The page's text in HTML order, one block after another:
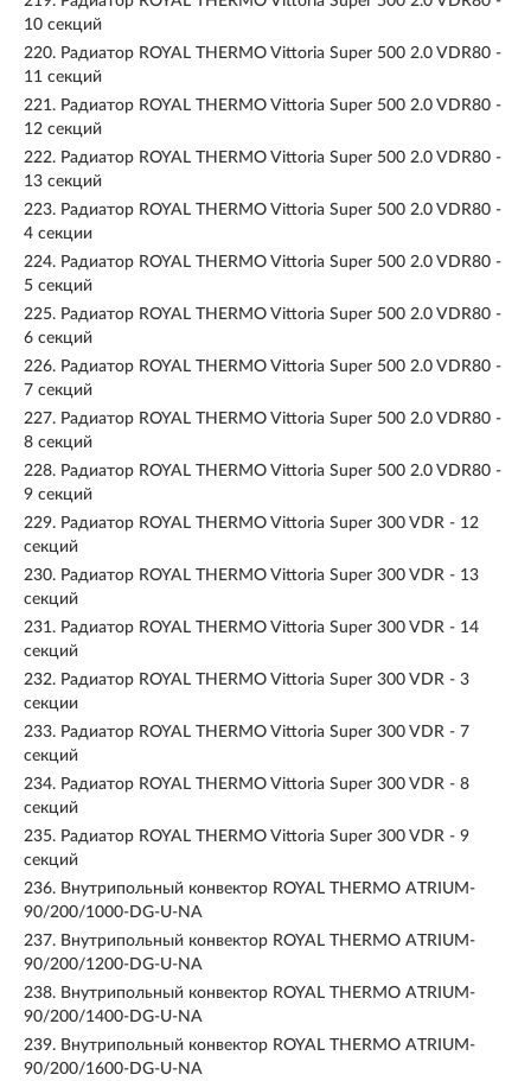
10 секций
220. Радиатор ROYAL THERMO Vittoria Super 500 2.0 VDR80 -
11 секций
221. Радиатор ROYAL THERMO Vittoria Super 500 2.0 VDR80 -
12 секций
222. Радиатор ROYAL THERMO Vittoria Super 500 2.0 VDR80 -
13 секций
223. Радиатор ROYAL THERMO Vittoria Super 500 2.0 VDR80 -
4 секции
224. Радиатор ROYAL THERMO Vittoria Super 500 2.0 VDR80 -
5 секций
225. Радиатор ROYAL THERMO Vittoria Super 500 2.0 VDR80 -
6 секций
226. Радиатор ROYAL THERMO Vittoria Super 500 2.0 VDR80 -
7 секций
227. Радиатор ROYAL THERMO Vittoria Super 500 2.0 VDR80 -
8 секций
228. Радиатор ROYAL THERMO Vittoria Super 500 2.0 VDR80 -
9 секций
229. Радиатор ROYAL THERMO Vittoria Super 300 VDR - 12
секций
230. Радиатор ROYAL THERMO Vittoria Super 300 VDR - 13
секций
231. Радиатор ROYAL THERMO Vittoria Super 300 VDR - 14
секций
232. Радиатор ROYAL THERMO Vittoria Super 300 VDR - 3
секции
233. Радиатор ROYAL THERMO Vittoria Super 300 VDR - 7
секций
234. Радиатор ROYAL THERMO Vittoria Super 300 VDR - 8
секций
235. Радиатор ROYAL THERMO Vittoria Super 300 VDR - 9
секций
236. Внутрипольный конвектор ROYAL THERMO ATRIUM-
90/200/1000-DG-U-NA
237. Внутрипольный конвектор ROYAL THERMO ATRIUM-
90/200/1200-DG-U-NA
238. Внутрипольный конвектор ROYAL THERMO ATRIUM-
90/200/1400-DG-U-NA
239. Внутрипольный конвектор ROYAL THERMO ATRIUM-
90/200/1600-DG-U-NA